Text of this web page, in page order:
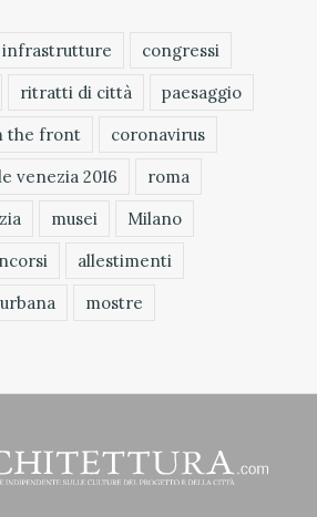
infrastrutture
congressi
ritratti di città
paesaggio
the front
coronavirus
venezia 2016
roma
musei
Milano
allestimenti
mostre